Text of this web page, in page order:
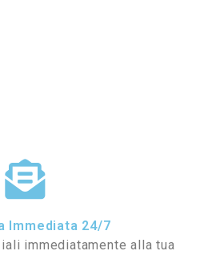
Immediata 24/7
immediatamente alla tua